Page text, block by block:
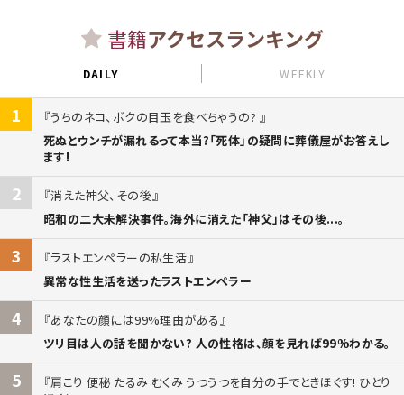
書籍アクセスランキング
DAILY WEEKLY
1
うちのネコ、ボクの目玉を食べちゃうの?
死ぬとウンチが漏れるって本当?「死体」の疑問に葬儀屋がお答えし
ます!
2
消えた神父、その後
昭和の二大未解決事件。海外に消えた「神父」はその後...。
3
ラストエンペラーの私生活
異常な性生活を送ったラストエンペラー
4
あなたの顔には99%理由がある
ツリ目は人の話を聞かない? 人の性格は、顔を見れば99%わかる。
5
肩こり 便秘 たるみ むくみ うつうつを自分の手でときほぐす! ひとり